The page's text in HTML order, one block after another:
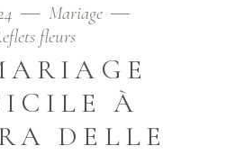
Mariage
fleurs
À
DELLE